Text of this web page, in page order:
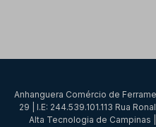
Anhanguera Comércio de
29 | I.E: 244.539.101.113 Rua
Alta Tecnologia de Campinas